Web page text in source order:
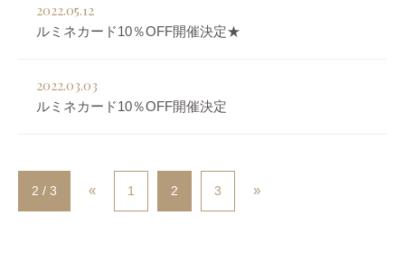
2022.05.12
ルミネカード10％OFF開催決定★
2022.03.03
ルミネカード10％OFF開催決定
2 / 3 « 1 2 3 »